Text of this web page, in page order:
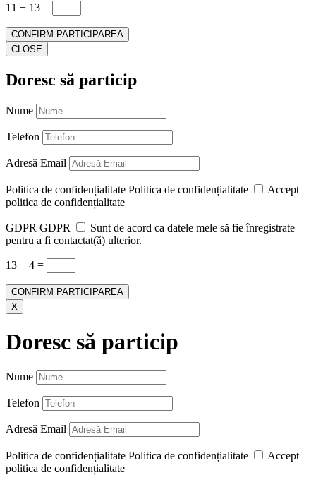
11 + 13 =
CONFIRM PARTICIPAREA
CLOSE
Doresc să particip
Nume
Telefon
Adresă Email
Politica de confidențialitate Politica de confidențialitate
Accept
politica de confidențialitate
GDPR GDPR
Sunt de acord ca datele mele să fie înregistrate
pentru a fi contactat(ă) ulterior.
13 + 4 =
CONFIRM PARTICIPAREA
X
Doresc să particip
Nume
Telefon
Adresă Email
Politica de confidențialitate Politica de confidențialitate
Accept
politica de confidențialitate